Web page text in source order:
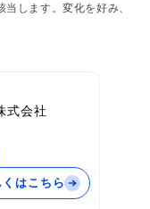
します。変化を好み、
式会社
くはこちら